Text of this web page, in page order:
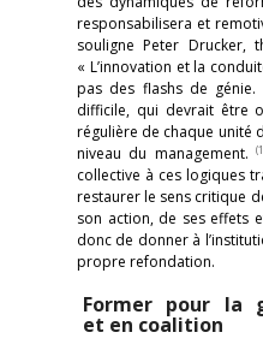
responsabilisera et
souligne Peter Drucker,
« L’innovation et la
pas des flashs de génie.
difficile, qui devrait être
régulière de chaque unité
niveau du management.
collective à ces logiques
restaurer le sens critique
son action, de ses effets
donc de donner à
propre refondation.
Former pour la
et en coalition